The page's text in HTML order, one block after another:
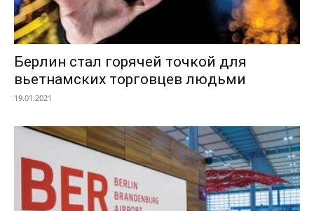
Берлин стал горячей точкой для
вьетнамских торговцев людьми
19.01.2021